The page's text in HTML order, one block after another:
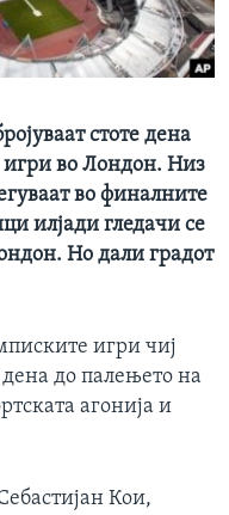
стоте дена
игри во Лондон. Низ
во финалните
илјади гледачи се
Но дали градот
игри чиј
до палењето на
агонија и
Кои,